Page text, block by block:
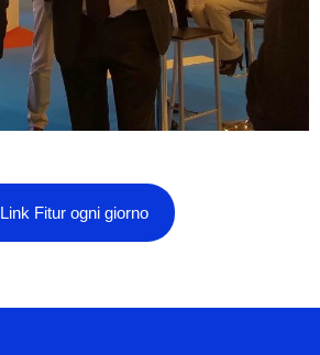
Link Fitur ogni giorno